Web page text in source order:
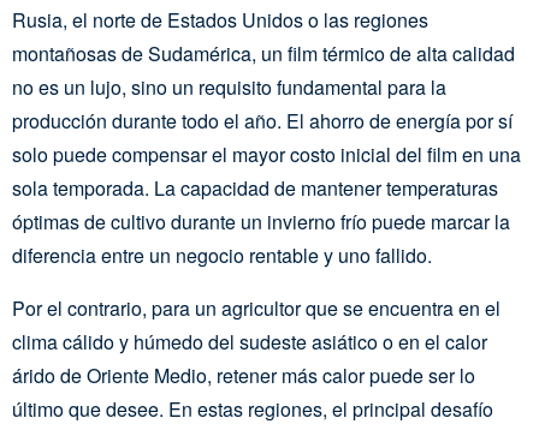
Rusia, el norte de Estados Unidos o las regiones
montañosas de Sudamérica, un film térmico de alta calidad
no es un lujo, sino un requisito fundamental para la
producción durante todo el año. El ahorro de energía por sí
solo puede compensar el mayor costo inicial del film en una
sola temporada. La capacidad de mantener temperaturas
óptimas de cultivo durante un invierno frío puede marcar la
diferencia entre un negocio rentable y uno fallido.
Por el contrario, para un agricultor que se encuentra en el
clima cálido y húmedo del sudeste asiático o en el calor
árido de Oriente Medio, retener más calor puede ser lo
último que desee. En estas regiones, el principal desafío